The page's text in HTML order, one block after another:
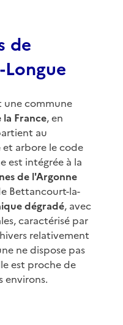
de
une commune
France, en
au
et arbore le code
est intégrée à la
de l'Argonne
Bettancourt-la-
dégradé, avec
caractérisé par
relativement
ne dispose pas
est proche de
environs.